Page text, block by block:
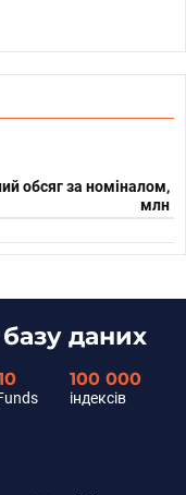
обсяг за номіналом,
млн
даних
100 000
індексів